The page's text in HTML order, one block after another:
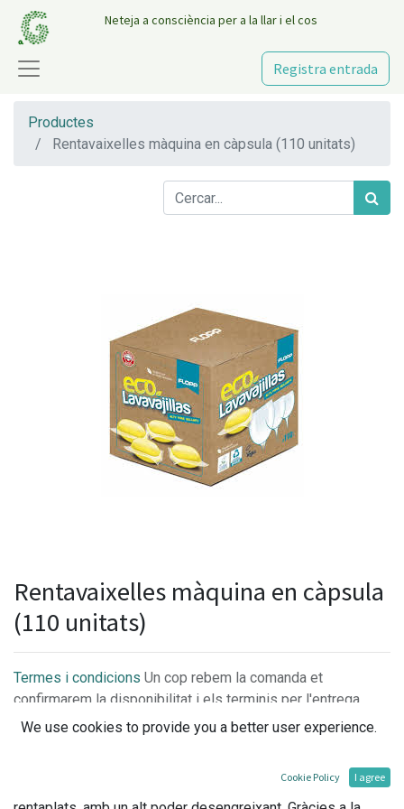
Neteja a consciència per a la llar i el cos
Registra entrada
Productes
Rentavaixelles màquina en càpsula (110 unitats)
Rentavaixelles màquina en càpsula
(110 unitats)
Termes i condicions Un cop rebem la comanda et
confirmarem la disponibilitat i els terminis per l'entrega.
Detergent rentavaixelles ecològic multifunció per a
We use cookies to provide you a better user experience.
Cookie Policy I agree